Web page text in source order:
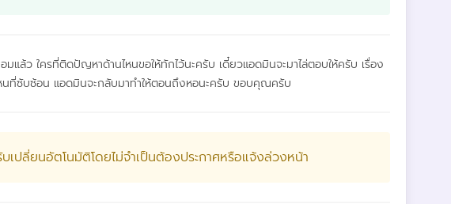
แล้ว ใครที่ติดปัญหาด้านไหนขอให้ทักไว้นะครับ เดี๋ยวแอดมินจะมาไล่ตอบให้ครับ เรื่อง
หนที่ซับซ้อน แอดมินจะกลับมาทำให้ตอนถึงหอนะครับ ขอบคุณครับ
เปลี่ยนอัตโนมัติโดยไม่จำเป็นต้องประกาศหรือแจ้งล่วงหน้า